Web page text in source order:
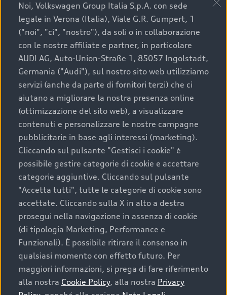
A breve verrai ricontattato dal Customer Care
Audi Center o direttamente dal Concessionario
che ti supporterà per finalizzare la tua richiesta.
La qualità di acquistare
un’auto usata Audi
Scegliere un’auto usata è una decisione che coniuga
convenienza, affidabilità e sostenibilità. Per fare un
acquisto sicuro, è essenziale considerare aspetti
determinanti come la garanzia inclusa e l’affidabilità del
marchio. Audi offre l’auto usata perfetta tramite Audi
Prima Scelta :plus
Cosa sapere prima di
acquistare la tua prossima
Noi, Volkswagen Group Italia S.p.A. con sede
legale in Verona (Italia), Viale G.R. Gumpert, 1
("noi", "ci", "nostro"), da soli o in collaborazione
con le nostre affiliate e partner, in particolare
AUDI AG, Auto-Union-Straße 1, 85057 Ingolstadt,
Germania ("Audi"), sul nostro sito web utilizziamo
servizi (anche da parte di fornitori terzi) che ci
aiutano a migliorare la nostra presenza online
(ottimizzazione del sito web), a visualizzare
contenuti e personalizzare le nostre campagne
pubblicitarie in base agli interessi (marketing).
Cliccando sul pulsante "Gestisci i cookie" è
possibile gestire categorie di cookie e accettare
categorie aggiuntive. Cliccando sul pulsante
"Accetta tutti", tutte le categorie di cookie sono
accettate. Cliccando sulla X in alto a destra
prosegui nella navigazione in assenza di cookie
(di tipologia Marketing, Performance e
Funzionali). È possibile ritirare il consenso in
qualsiasi momento con effetto futuro. Per
maggiori informazioni, si prega di fare riferimento
alla nostra Cookie Policy, alla nostra Privacy